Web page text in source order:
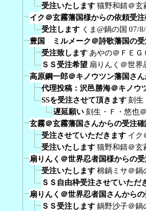
受注いたします 猫野和錆＠玄
イク＠玄霧藩国様からの依頼受注
受注します くま@鍋の国 07/
豊国 ミルメーク＠詩歌藩国の受
受注致します あやの＠ＦＥＧ
ＳＳ受注希望 扇りんく＠世界
高原鋼一郎＠キノウツン藩国さ
代理投稿：沢邑勝海＠キノウ
SSを受注させて頂きます 刻生
遅延願い 刻生・Ｆ・悠也
玄霧＠玄霧藩国さんからの受注
受注させていただきます イク
受注いたします 猫野和錆＠玄
扇りんく＠世界忍者国様からの受
受注いたします 棉鍋ミサ＠鍋
ＳＳ自由枠受注させていただ
扇りんく＠世界忍者国さんからの
ＳＳ受注します 鍋野沙子＠鍋